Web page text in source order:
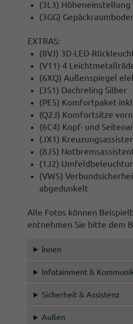
(3L3)
(3GG)
EXTRAS:
(8VJ) 3D-LED-
(V11) 4
(6XQ) Außenspiegel
(3S1) Dachreling Silber
(PE5) Komfortpaket
(Q2J) Komfortsitze vorn
(6C4) Kopf- und
(JX1)
(8J5)
(1J2)
(VW5)
abgedunkelt
Alle Fotos können
entnehmen Sie bitte dem
Innen
Infotainment &
Sicherheit & Assistenz
Außen